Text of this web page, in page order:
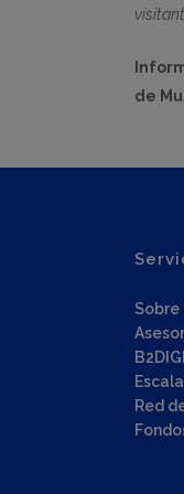
de
Sobre
Red